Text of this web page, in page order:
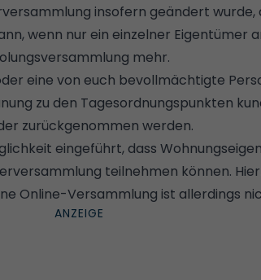
insofern geändert wurde,
wenn nur ein einzelner Eigentümer
mehr.
eine von euch bevollmächtigte
zu den Tagesordnungspunkten
zurückgenommen werden.
eingeführt, dass
teilnehmen können.
Online-Versammlung ist allerdings